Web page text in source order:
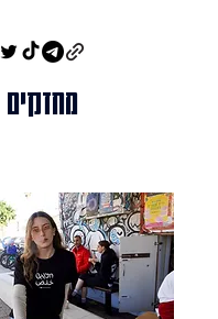
מחזקים